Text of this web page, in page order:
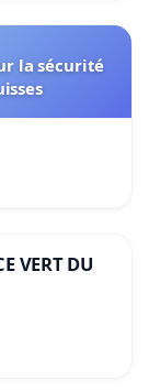
et une
ces liens :
la sécurité
VERT DU